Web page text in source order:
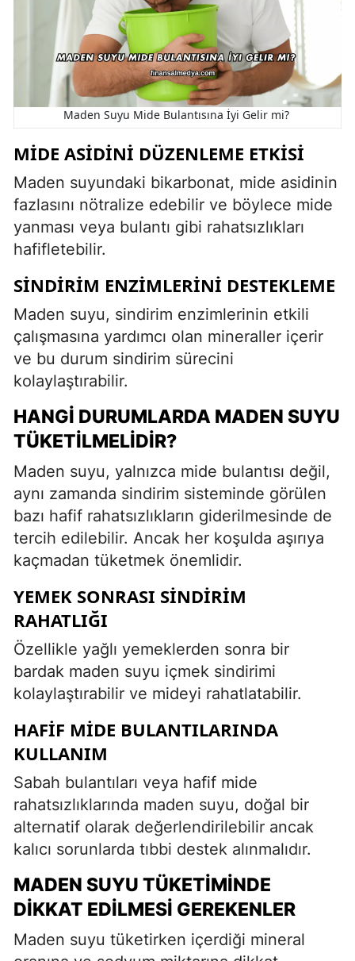
Maden Suyu Mide Bulantısına İyi Gelir mi?
MIDE ASIDINI DÜZENLEME ETKISI
Maden suyundaki bikarbonat, mide asidinin
fazlasını nötralize edebilir ve böylece mide
yanması veya bulantı gibi rahatsızlıkları
hafifletebilir.
SINDIRIM ENZIMLERINI DESTEKLEME
Maden suyu, sindirim enzimlerinin etkili
çalışmasına yardımcı olan mineraller içerir
ve bu durum sindirim sürecini
kolaylaştırabilir.
HANGI DURUMLARDA MADEN SUYU
TÜKETILMELIDIR?
Maden suyu, yalnızca mide bulantısı değil,
aynı zamanda sindirim sisteminde görülen
bazı hafif rahatsızlıkların giderilmesinde de
tercih edilebilir. Ancak her koşulda aşırıya
kaçmadan tüketmek önemlidir.
YEMEK SONRASI SINDIRIM
RAHATLIĞI
Özellikle yağlı yemeklerden sonra bir
bardak maden suyu içmek sindirimi
kolaylaştırabilir ve mideyi rahatlatabilir.
HAFIF MIDE BULANTILARINDA
KULLANIM
Sabah bulantıları veya hafif mide
rahatsızlıklarında maden suyu, doğal bir
alternatif olarak değerlendirilebilir ancak
kalıcı sorunlarda tıbbi destek alınmalıdır.
MADEN SUYU TÜKETIMINDE
DIKKAT EDILMESI GEREKENLER
Maden suyu tüketirken içerdiği mineral